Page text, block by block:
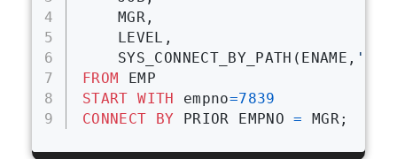
4
5
6
7
8
9
	MGR,
	LEVEL,
	SYS_CONNECT_BY_PATH(ENAME,
'->'
FROM EMP
START WITH empno=7839
CONNECT
BY PRIOR EMPNO = MGR;